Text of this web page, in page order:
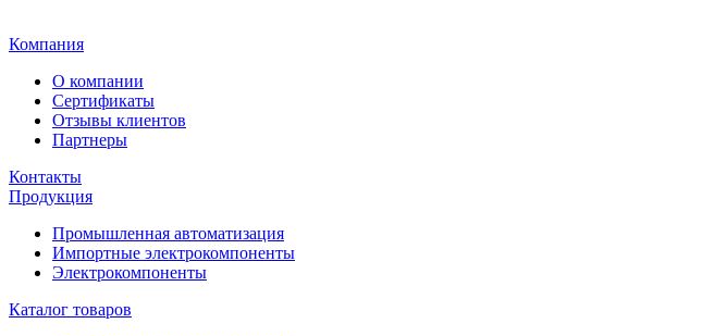
Компания
О компании
Сертификаты
Отзывы клиентов
Партнеры
Контакты
Продукция
Промышленная автоматизация
Импортные электрокомпоненты
Электрокомпоненты
Каталог товаров